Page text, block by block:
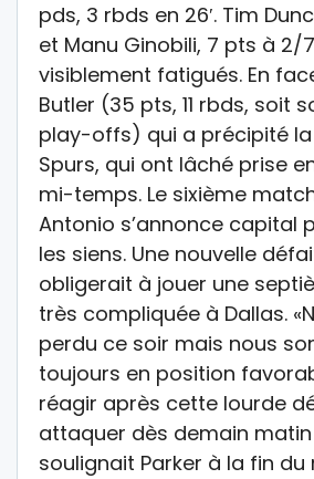
pds, 3 rbds en 26′. Tim
et Manu Ginobili, 7 pts à 2/
visiblement fatigués. En
Butler (35 pts, 11 rbds, soit
play-offs) qui a précipité
Spurs, qui ont lâché prise
mi-temps. Le sixième
Antonio s’annonce capital
les siens. Une nouvelle
obligerait à jouer une
très compliquée à Dallas.
perdu ce soir mais nous
toujours en position
réagir après cette lourde
attaquer dès demain matin
soulignait Parker à la fin du